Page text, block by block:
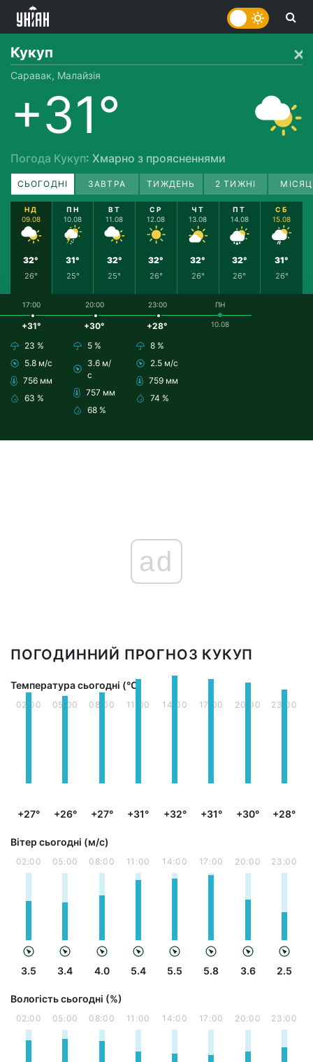
Кукуп
Саравак, Малайзія
+31°
Погода Кукуп: Хмарно з проясненнями
СЬОГОДНІ ЗАВТРА ТИЖДЕНЬ 2 ТИЖНІ
НД
09.08
32°
26°
ПН
10.08
31°
25°
ВТ
11.08
32°
25°
СР
12.08
32°
26°
ЧТ
13.08
32°
26°
ПТ
14.08
32°
26°
СБ
15.08
31°
26°
17:00
+31°
23 %
5.8 м/с
756 мм
63 %
20:00
+30°
5 %
3.6 м/
с
757 мм
68 %
23:00
+28°
8 %
2.5 м/с
759 мм
74 %
ПН
10.08
ad
ПОГОДИННИЙ ПРОГНОЗ КУКУП
Температура сьогодні (°С)
02:00
+27°
05:00
+26°
08:00
+27°
11:00
+31°
14:00
+32°
17:00
+31°
20:00
+30°
23:00
+28°
Вітер сьогодні (м/с)
02:00
3.5
05:00
3.4
08:00
4.0
11:00
5.4
14:00
5.5
17:00
5.8
20:00
3.6
23:00
2.5
Вологість сьогодні (%)
02:00 05:00 08:00 11:00 14:00 17:00 20:00 23:00